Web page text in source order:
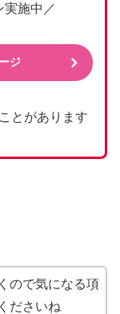
実施中／
ジ
とがあります
ので気になる項
ださいね